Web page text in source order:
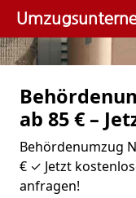
ab 85 € –
Behördenumzug
€ ✓ Jetzt
anfragen!